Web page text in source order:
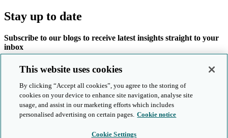
Stay up to date
Subscribe to our blogs to receive latest insights straight to your
inbox
Subscribe now
Products and services
Follow us online
This website uses cookies
By clicking “Accept all cookies”, you agree to the storing of
cookies on your device to enhance site navigation, analyse site
usage, and assist in our marketing efforts which includes
personalised advertising on certain pages. Cookie notice
Cookie Settings